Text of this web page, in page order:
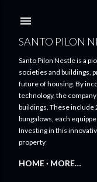
SANTO PILON
Santo Pilon Nestle is a
societies and buildings,
future of housing. By
technology, the
buildings. These include
bungalows, each
Investing in this
property
HOME MORE…